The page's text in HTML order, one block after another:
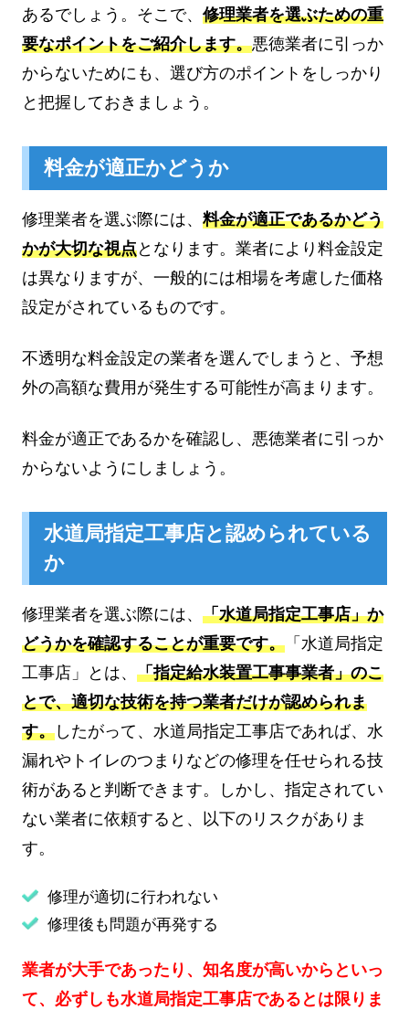
あるでしょう。そこで、 修理業者を選ぶための重
要なポイントをご紹介します。悪徳業者に引っか
からないためにも、選び方のポイントをしっかり
と把握しておきましょう。
料金が適正かどうか
修理業者を選ぶ際には、 料金が適正であるかどう
かが大切な視点となります。業者により料金設定
は異なりますが、一般的には相場を考慮した価格
設定がされているものです。
不透明な料金設定の業者を選んでしまうと、予想
外の高額な費用が発生する可能性が高まります。
料金が適正であるかを確認し、悪徳業者に引っか
からないようにしましょう。
水道局指定工事店と認められている
か
修理業者を選ぶ際には、 「水道局指定工事店」か
どうかを確認することが重要です。 「水道局指定
工事店」とは、 「指定給水装置工事事業者」のこ
とで、適切な技術を持つ業者だけが認められま
す。 したがって、水道局指定工事店であれば、水
漏れやトイレのつまりなどの修理を任せられる技
術があると判断できます。しかし、指定されてい
ない業者に依頼すると、以下のリスクがありま
す。
修理が適切に行われない
修理後も問題が再発する
業者が大手であったり、知名度が高いからといっ
て、必ずしも水道局指定工事店であるとは限りま